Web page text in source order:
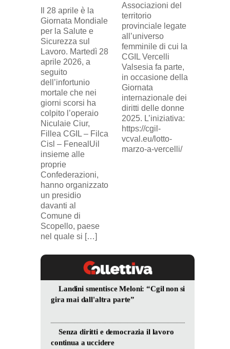
Il 28 aprile è la
Giornata Mondiale
per la Salute e
Sicurezza sul
Lavoro. Martedì 28
aprile 2026, a
seguito
dell’infortunio
mortale che nei
giorni scorsi ha
colpito l’operaio
Niculaie Ciur,
Fillea CGIL – Filca
Cisl – FenealUil
insieme alle
proprie
Confederazioni,
hanno organizzato
un presidio
davanti al
Comune di
Scopello, paese
nel quale si […]
Associazioni del
territorio
provinciale legate
all’universo
femminile di cui la
CGIL Vercelli
Valsesia fa parte,
in occasione della
Giornata
internazionale dei
diritti delle donne
2025. L’iniziativa:
https://cgil-
vcval.eu/lotto-
marzo-a-vercelli/